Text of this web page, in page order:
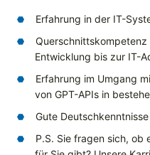
Erfahrung in der IT-
Entwicklung bis zur IT-
Erfahrung im Umgang
von GPT-APIs in
Gute
P.S. Sie fragen sich, ob